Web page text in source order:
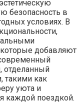
безопасность в
условиях. В
добавляют
отделанный
такими как
уюта и
каждой поездкой.